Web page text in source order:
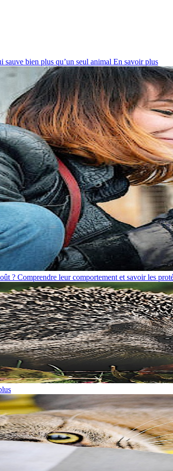
sauve bien plus qu’un seul animal En savoir plus
? Comprendre leur comportement et savoir les